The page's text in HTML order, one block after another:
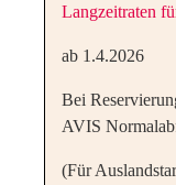
Langzeitraten
ab 1.4.2026
Bei
AVIS
(Für